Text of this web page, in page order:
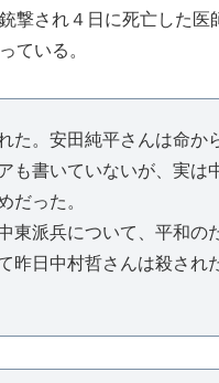
撃され４日に死亡した医
ている。
た。安田純平さんは命
も書いていないが、実
だった。
東派兵について、平和の
昨日中村哲さんは殺され